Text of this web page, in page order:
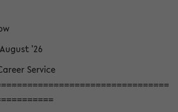
'26
Service